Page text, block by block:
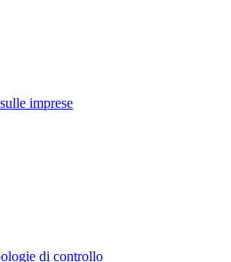
imprese
di controllo